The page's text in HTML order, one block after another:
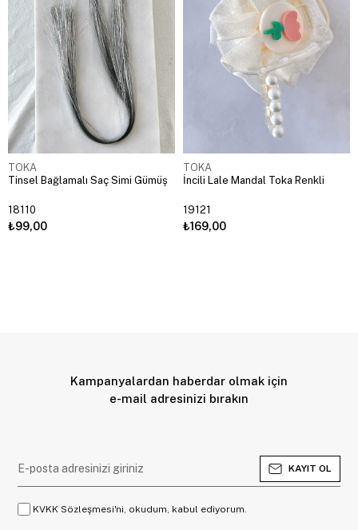
TOKA
Tinsel Bağlamalı Saç Simi Gümüş
18110
₺99,00
TOKA
İncili Lale Mandal Toka Renkli
19121
₺169,00
Kampanyalardan haberdar olmak için
e-mail adresinizi bırakın
KAYIT OL
KVKK Sözleşmesi'ni, okudum, kabul ediyorum.